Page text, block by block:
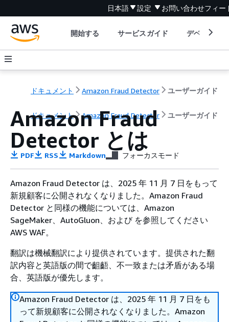
日本語 設定 お問い合わせフィー
開始する サービスガイド デベロッパ
ドキュメント Amazon Fraud Detector ユーザーガイド
ドキュメント Amazon Fraud Detector ユーザーガイド
Amazon Fraud
Detector とは
PDF RSS Markdown フォーカスモード
Amazon Fraud Detector は、2025 年 11 月 7 日をもって
新規顧客に公開されなくなりました。Amazon Fraud
Detector と同様の機能については、Amazon
SageMaker、AutoGluon、および を参照してください
AWS WAF。
翻訳は機械翻訳により提供されています。提供された翻
訳内容と英語版の間で齟齬、不一致または矛盾がある場
合、英語版が優先します。
Amazon Fraud Detector は、2025 年 11 月 7 日をも
って新規顧客に公開されなくなりました。Amazon